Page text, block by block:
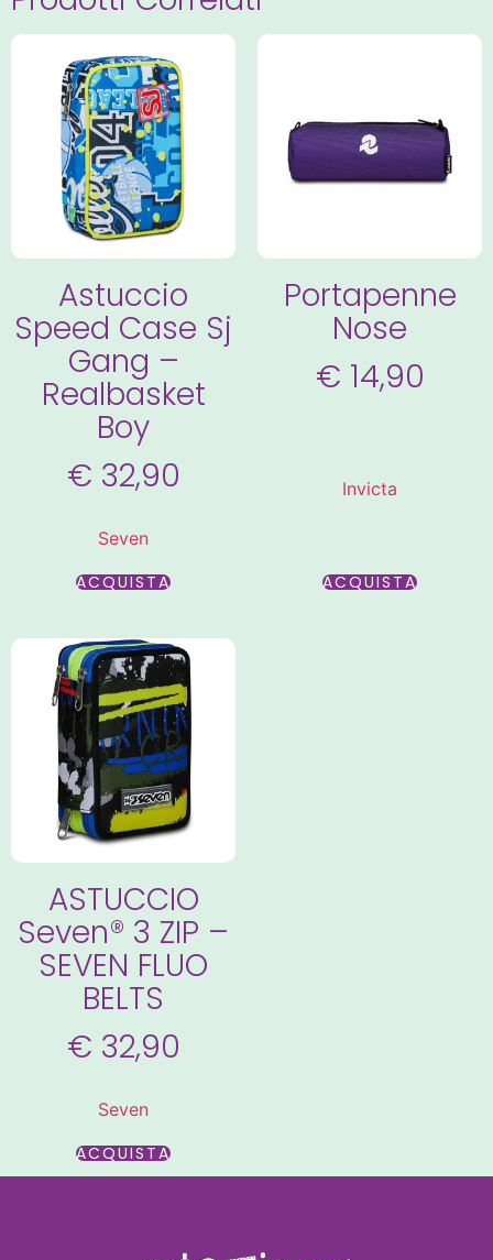
Astuccio
Speed Case Sj
Gang –
Realbasket
Boy
€ 32,90
Seven
ACQUISTA
Portapenne
Nose
€ 14,90
Invicta
ACQUISTA
ASTUCCIO
Seven® 3 ZIP –
SEVEN FLUO
BELTS
€ 32,90
Seven
ACQUISTA